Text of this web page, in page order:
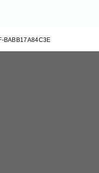
BABB17A84C3E